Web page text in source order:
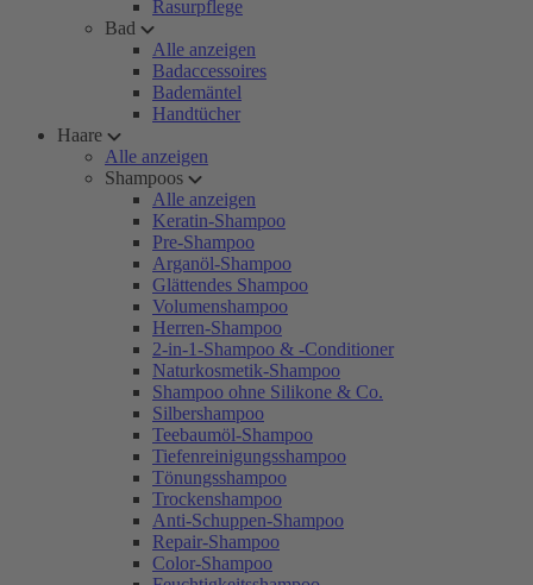
Rasurpflege
Bad
Alle anzeigen
Badaccessoires
Bademäntel
Handtücher
Haare
Alle anzeigen
Shampoos
Alle anzeigen
Keratin-Shampoo
Pre-Shampoo
Arganöl-Shampoo
Glättendes Shampoo
Volumenshampoo
Herren-Shampoo
2-in-1-Shampoo & -Conditioner
Naturkosmetik-Shampoo
Shampoo ohne Silikone & Co.
Silbershampoo
Teebaumöl-Shampoo
Tiefenreinigungsshampoo
Tönungsshampoo
Trockenshampoo
Anti-Schuppen-Shampoo
Repair-Shampoo
Color-Shampoo